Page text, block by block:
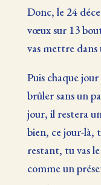
Donc, le 24
vœux sur 13
vas mettre
Puis chaque
brûler sans un
jour, il restera
bien, ce jour-là,
restant, tu vas
comme un